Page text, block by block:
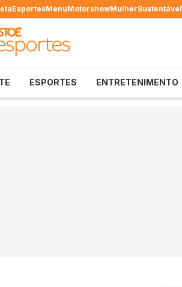
EsportesMenuMotorshowMulherSustentável
ESPORTES ENTRETENIMENTO